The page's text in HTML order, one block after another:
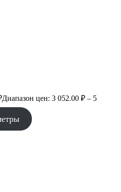
Диапазон цен: 3 052.00 ₽ – 5